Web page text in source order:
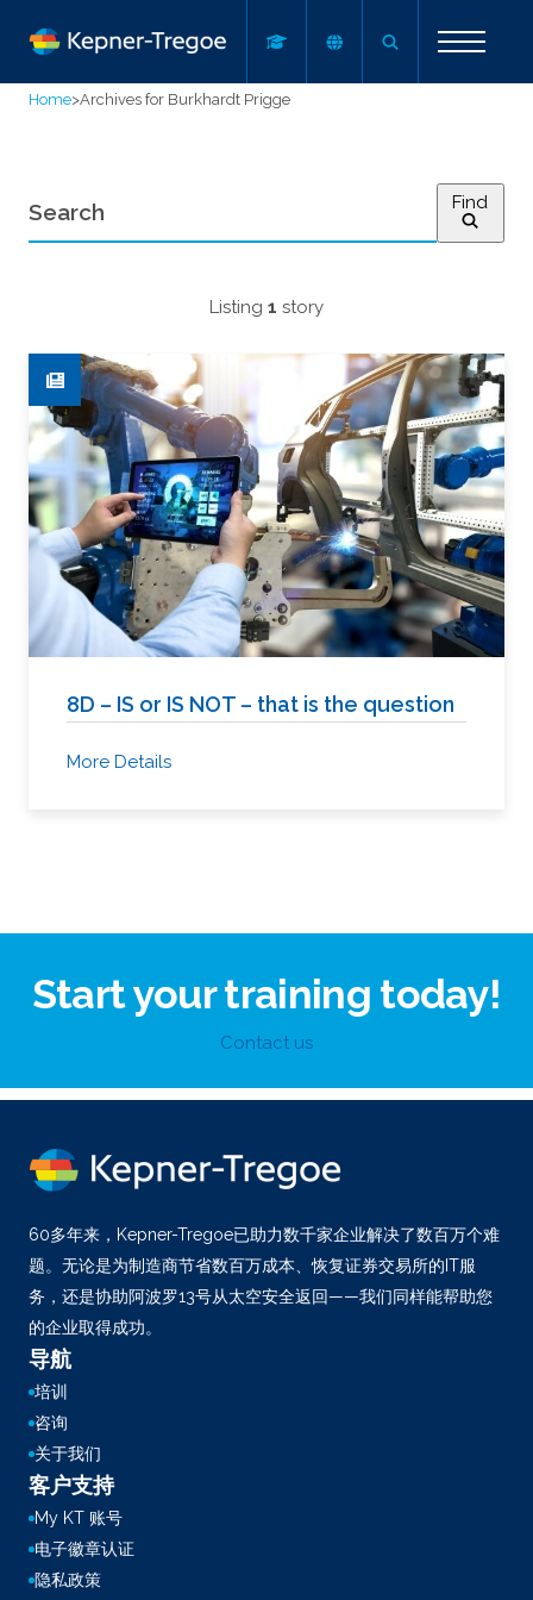
Home>Archives for Burkhardt Prigge
Find
Listing 1 story
8D – IS or IS NOT – that is the question
More Details
Start your training today!
Contact us
60多年来，Kepner-Tregoe已助力数千家企业解决了数百万个难
题。无论是为制造商节省数百万成本、恢复证券交易所的IT服
务，还是协助阿波罗13号从太空安全返回——我们同样能帮助您
的企业取得成功。
导航
培训
咨询
关于我们
客户支持
My KT 账号
电子徽章认证
隐私政策